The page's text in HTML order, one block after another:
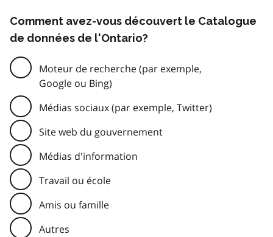
Comment avez-vous découvert le Catalogue
de données de l'Ontario?
Moteur de recherche (par exemple,
Google ou Bing)
Médias sociaux (par exemple, Twitter)
Site web du gouvernement
Médias d'information
Travail ou école
Amis ou famille
Autres